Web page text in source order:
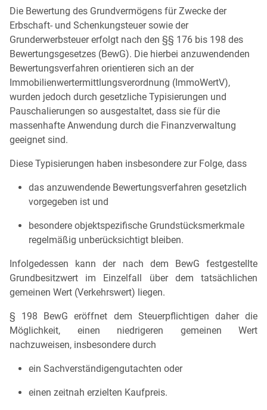
Die Bewertung des Grundvermögens für Zwecke der
Erbschaft- und Schenkungsteuer sowie der
Grunderwerbsteuer erfolgt nach den §§ 176 bis 198 des
Bewertungsgesetzes (BewG). Die hierbei anzuwendenden
Bewertungsverfahren orientieren sich an der
Immobilienwertermittlungsverordnung (ImmoWertV),
wurden jedoch durch gesetzliche Typisierungen und
Pauschalierungen so ausgestaltet, dass sie für die
massenhafte Anwendung durch die Finanzverwaltung
geeignet sind.
Diese Typisierungen haben insbesondere zur Folge, dass
das anzuwendende Bewertungsverfahren gesetzlich
vorgegeben ist und
besondere objektspezifische Grundstücksmerkmale
regelmäßig unberücksichtigt bleiben.
Infolgedessen kann der nach dem BewG festgestellte
Grundbesitzwert im Einzelfall über dem tatsächlichen
gemeinen Wert (Verkehrswert) liegen.
§ 198 BewG eröffnet dem Steuerpflichtigen daher die
Möglichkeit, einen niedrigeren gemeinen Wert
nachzuweisen, insbesondere durch
ein Sachverständigengutachten oder
einen zeitnah erzielten Kaufpreis.